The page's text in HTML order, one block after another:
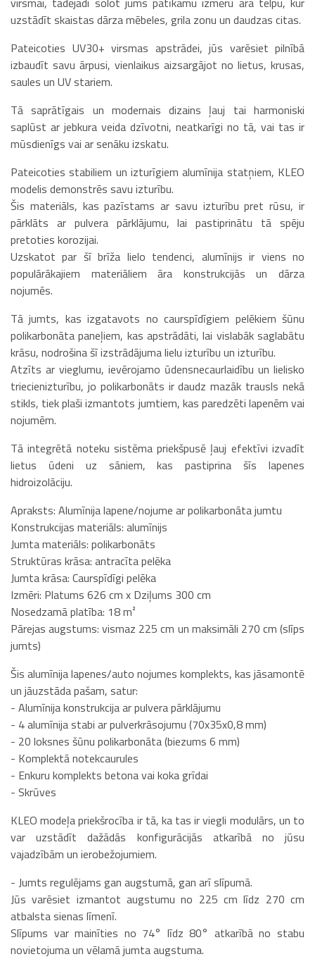
uzstādīt skaistas dārza mēbeles, grila zonu un daudzas citas.
Pateicoties UV30+ virsmas apstrādei, jūs varēsiet pilnībā
izbaudīt savu ārpusi, vienlaikus aizsargājot no lietus, krusas,
saules un UV stariem.
Tā saprātīgais un modernais dizains ļauj tai harmoniski
saplūst ar jebkura veida dzīvotni, neatkarīgi no tā, vai tas ir
mūsdienīgs vai ar senāku izskatu.
Pateicoties stabiliem un izturīgiem alumīnija statņiem, KLEO
modelis demonstrēs savu izturību.
Šis materiāls, kas pazīstams ar savu izturību pret rūsu, ir
pārklāts ar pulvera pārklājumu, lai pastiprinātu tā spēju
pretoties korozijai.
Uzskatot par šī brīža lielo tendenci, alumīnijs ir viens no
populārākajiem materiāliem āra konstrukcijās un dārza
nojumēs.
Tā jumts, kas izgatavots no caurspīdīgiem pelēkiem šūnu
polikarbonāta paneļiem, kas apstrādāti, lai vislabāk saglabātu
krāsu, nodrošina šī izstrādājuma lielu izturību un izturību.
Atzīts ar vieglumu, ievērojamo ūdensnecaurlaidību un lielisko
triecienizturību, jo polikarbonāts ir daudz mazāk trausls nekā
stikls, tiek plaši izmantots jumtiem, kas paredzēti lapenēm vai
nojumēm.
Tā integrētā noteku sistēma priekšpusē ļauj efektīvi izvadīt
lietus ūdeni uz sāniem, kas pastiprina šīs lapenes
hidroizolāciju.
Apraksts: Alumīnija lapene/nojume ar polikarbonāta jumtu
Konstrukcijas materiāls: alumīnijs
Jumta materiāls: polikarbonāts
Struktūras krāsa: antracīta pelēka
Jumta krāsa: Caurspīdīgi pelēka
Izmēri: Platums 626 cm x Dziļums 300 cm
Nosedzamā platība: 18 m²
Pārejas augstums: vismaz 225 cm un maksimāli 270 cm (slīps
jumts)
Šis alumīnija lapenes/auto nojumes komplekts, kas jāsamontē
un jāuzstāda pašam, satur:
- Alumīnija konstrukcija ar pulvera pārklājumu
- 4 alumīnija stabi ar pulverkrāsojumu (70x35x0,8 mm)
- 20 loksnes šūnu polikarbonāta (biezums 6 mm)
- Komplektā notekcaurules
- Enkuru komplekts betona vai koka grīdai
- Skrūves
KLEO modeļa priekšrocība ir tā, ka tas ir viegli modulārs, un to
var uzstādīt dažādās konfigurācijās atkarībā no jūsu
vajadzībām un ierobežojumiem.
- Jumts regulējams gan augstumā, gan arī slīpumā.
Jūs varēsiet izmantot augstumu no 225 cm līdz 270 cm
atbalsta sienas līmenī.
Slīpums var mainīties no 74° līdz 80° atkarībā no stabu
novietojuma un vēlamā jumta augstuma.